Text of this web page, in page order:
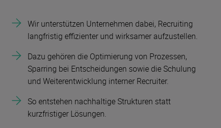
Wir unterstützen Unternehmen dabei, Recruiting
langfristig effizienter und wirksamer aufzustellen.
Dazu gehören die Optimierung von Prozessen,
Sparring bei Entscheidungen sowie die Schulung
und Weiterentwicklung interner Recruiter.
So entstehen nachhaltige Strukturen statt
kurzfristiger Lösungen.